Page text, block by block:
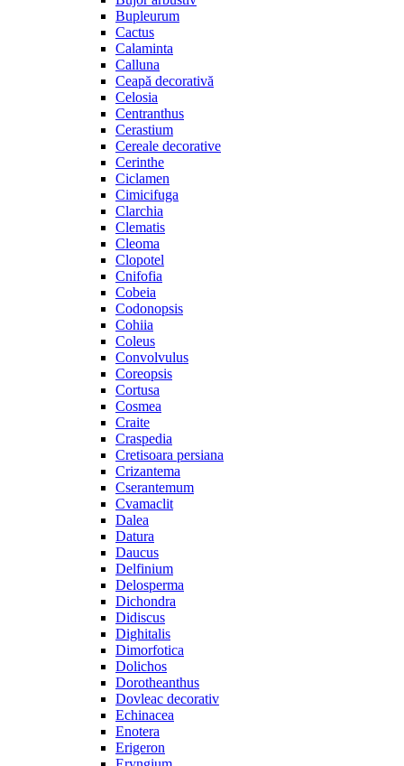
Bupleurum
Cactus
Calaminta
Calluna
Ceapă decorativă
Celosia
Centranthus
Cerastium
Cereale decorative
Cerinthe
Ciclamen
Cimicifuga
Clarchia
Clematis
Cleoma
Clopotel
Cnifofia
Cobeia
Codonopsis
Cohiia
Coleus
Convolvulus
Coreopsis
Cortusa
Cosmea
Craite
Craspedia
Cretisoara persiana
Crizantema
Cserantemum
Cvamaclit
Dalea
Datura
Daucus
Delfinium
Delosperma
Dichondra
Didiscus
Dighitalis
Dimorfotica
Dolichos
Dorotheanthus
Dovleac decorativ
Echinacea
Enotera
Erigeron